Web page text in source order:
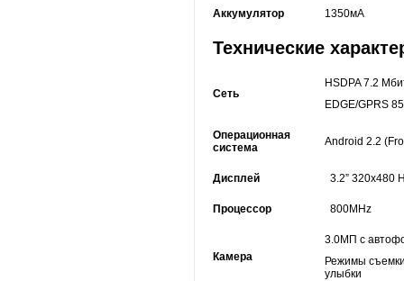
Аккумулятор 1350мА
Технические
Сеть
HSDPA 7.2
EDGE/GPRS
Операционная
система
Android 2.2
Дисплей 3.2” 320x480
Процессор 800MHz
Камера
3.0МП с
Режимы
улыбки